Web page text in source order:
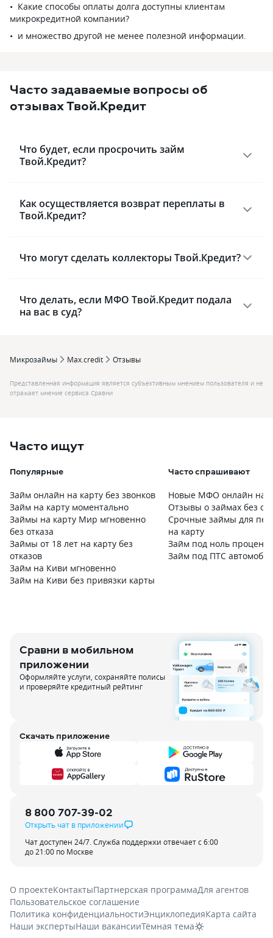
Какие способы оплаты долга доступны клиентам
микрокредитной компании?
и множество другой не менее полезной информации.
Часто задаваемые вопросы об
отзывах Твой.Кредит
Что будет, если просрочить займ
Твой.Кредит?
Как осуществляется возврат переплаты в
Твой.Кредит?
Что могут сделать коллекторы Твой.Кредит?
Что делать, если МФО Твой.Кредит подала
на вас в суд?
Микрозаймы Max.credit Отзывы
Представленная информация является субъективным мнением пользователя и не
отражает мнение сервиса Сравни
Часто ищут
Популярные
Займ онлайн на карту без звонков
Займ на карту моментально
Займы на карту Мир мгновенно
без отказа
Займы от 18 лет на карту без
отказов
Займ на Киви мгновенно
Займ на Киви без привязки карты
Часто спрашивают
Новые МФО онлайн на
Отзывы о займах без
Срочные займы для
на карту
Займ под ноль
Займ под ПТС
Сравни в мобильном
приложении
Оформляйте услуги, сохраняйте полисы
и проверяйте кредитный рейтинг
Скачать приложение
8 800 707-39-02
Открыть чат в приложении
Чат доступен 24/7. Служба поддержки отвечает с 6:00
до 21:00 по Москве
О проектеКонтактыПартнерская программаДля агентов
Пользовательское соглашение
Политика конфиденциальностиЭнциклопедияКарта сайта
Наши экспертыНаши вакансииТёмная тема